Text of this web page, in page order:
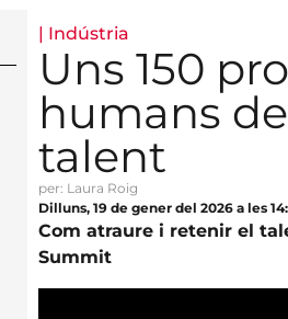
| Indústria
Uns 150
humans
talent
per: Laura Roig
Dilluns, 19 de gener del 2026 a les
Com atraure i retenir el
Summit